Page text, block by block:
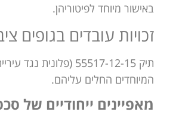
באישור מיוחד לפיטוריהן.
זכויות עובדים בגופים
תיק 55517-12-15
המיוחדים החלים עליהם.
מאפיינים ייחודיים של